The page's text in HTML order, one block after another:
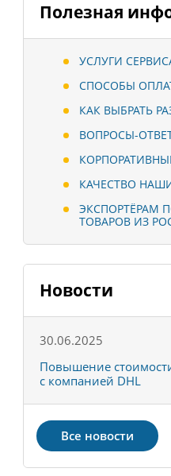
Полезная
УСЛУГИ
СПОСОБЫ
КАК ВЫБРАТЬ
ВОПРОСЫ-
КАЧЕСТВО
ЭКСПОРТЁРАМ
ТОВАРОВ ИЗ
Новости
30.06.2025
Повышение
с компанией DHL
Все новости